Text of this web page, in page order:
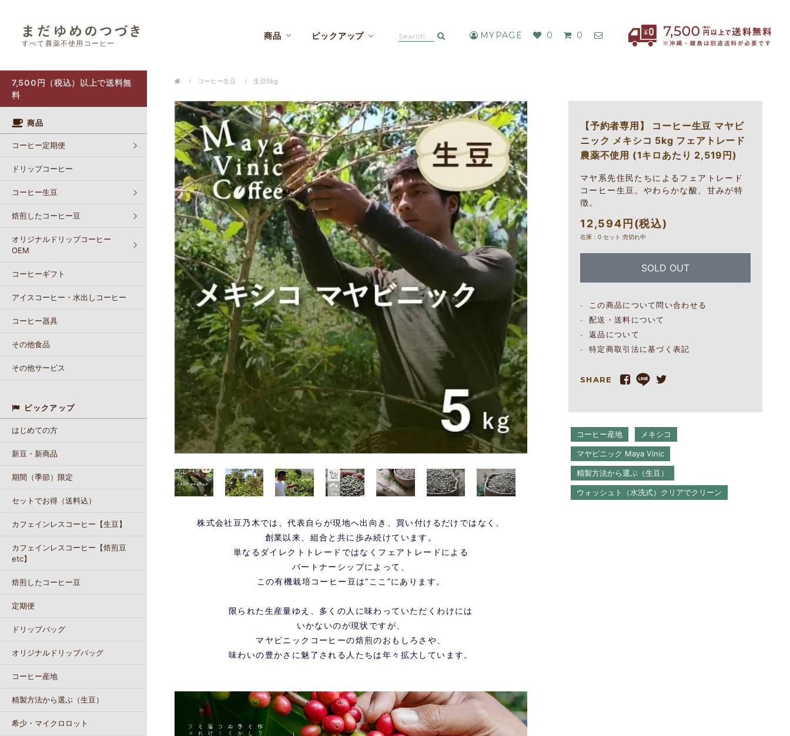
すべて農薬不使用コーヒー
商品 ピックアップ MYPAGE 0 0
7,500円（税込）以上で送料無
料
商品
コーヒー定期便
ドリップコーヒー
コーヒー生豆
焙煎したコーヒー豆
オリジナルドリップコーヒー
OEM
コーヒーギフト
アイスコーヒー・水出しコーヒー
コーヒー器具
その他食品
その他サービス
ピックアップ
はじめての方
新豆・新商品
期間（季節）限定
セットでお得（送料込）
カフェインレスコーヒー【生豆】
カフェインレスコーヒー【焙煎豆
etc】
焙煎したコーヒー豆
定期便
ドリップバッグ
オリジナルドリップバッグ
コーヒー産地
精製方法から選ぶ（生豆）
希少・マイクロロット
コーヒー生豆 生豆5kg
株式会社豆乃木では、代表自らが現地へ出向き、買い付けるだけではなく、
創業以来、組合と共に歩み続けています。
単なるダイレクトトレードではなくフェアトレードによる
パートナーシップによって、
この有機栽培コーヒー豆は“ここ”にあります。
限られた生産量ゆえ、多くの人に味わっていただくわけには
いかないのが現状ですが、
マヤビニックコーヒーの焙煎のおもしろさや、
味わいの豊かさに魅了される人たちは年々拡大しています。
【予約者専用】 コーヒー生豆 マヤビ
ニック メキシコ 5kg フェアトレード
農薬不使用 (1キロあたり 2,519円)
マヤ系先住民たちによるフェアトレード
コーヒー生豆。やわらかな酸、甘みが特
徴。
12,594円(税込)
在庫：0 セット 売切れ中
SOLD OUT
この商品について問い合わせる
配送・送料について
返品について
特定商取引法に基づく表記
SHARE
コーヒー産地 メキシコ
マヤビニック Maya Vinic
精製方法から選ぶ（生豆）
ウォッシュト（水洗式）クリアでクリーン